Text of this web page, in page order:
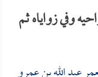
وفي زواياه ثم